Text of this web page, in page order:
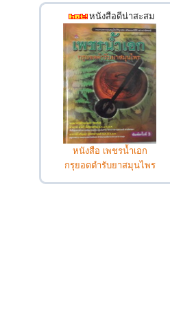
หนังสือดีน่าสะสม
หนังสือ เพชรน้ำเอก
กรุยอดตำรับยาสมุนไพร